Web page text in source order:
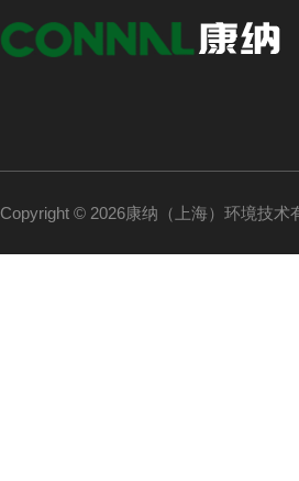
Copyright © 2026康纳（上海）环境技